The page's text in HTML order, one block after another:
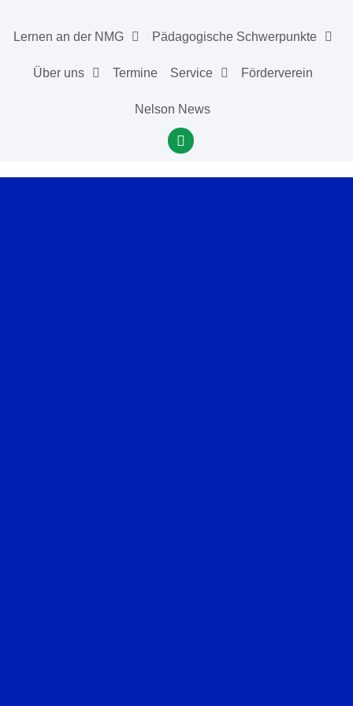
Lernen an der NMG Pädagogische Schwerpunkte
Über uns Termine Service Förderverein
Nelson News